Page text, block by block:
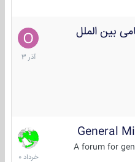
بین الملل
21
آذر
1403
General
A forum for
10
خرداد
1400